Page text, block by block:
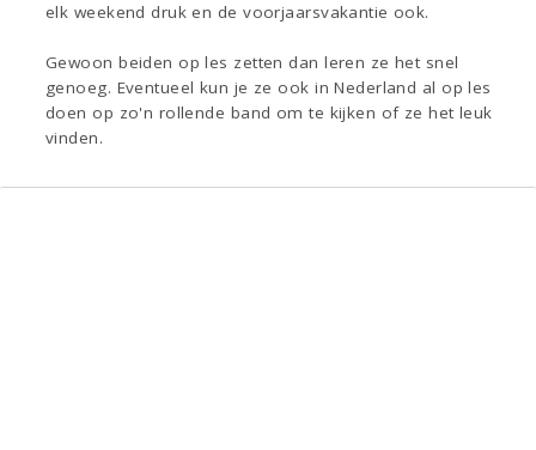
elk weekend druk en de voorjaarsvakantie ook.
Gewoon beiden op les zetten dan leren ze het snel
genoeg. Eventueel kun je ze ook in Nederland al op les
doen op zo'n rollende band om te kijken of ze het leuk
vinden.